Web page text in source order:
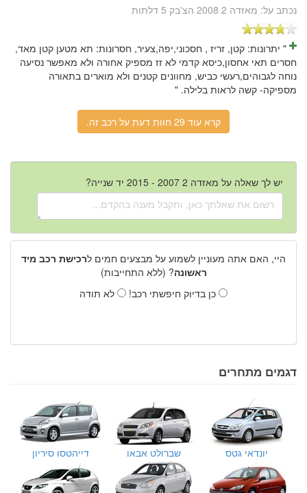
נכתב על: מאזדה 2 2008 הצ'בק 5 דלתות
" יתרונות: קטן, זריז , חסכוני,יפה,צעיר, חסרונות: תא מטען קטן מאד,
חסרים תאי אחסון,כיסא קדמי לא זז מספיק אחורה ולא מאפשר נסיעה
נוחה לגבוהים,רעשי כביש, מחוונים קטנים ולא מוארים בתאורה
מספיקה- קשה לראות בלילה. "
קרא עוד 29 חוות דעת על רכב זה.
יש לך שאלה על מאזדה 2 2007 - 2015 יד שנייה?
היי, האם אתה מעוניין לשמוע על מבצעים חמים לרכישת רכב מיד
ראשונה? (ללא התחייבות)
כן בדיוק חיפשתי רכב!
לא תודה
דגמים מתחרים
יונדאי גטס שברולט אבאו דייהטסו סיריון